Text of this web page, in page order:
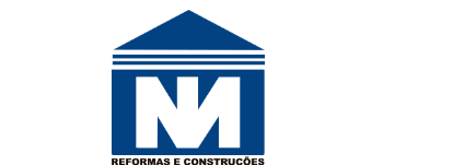
Pular para o conteúdo